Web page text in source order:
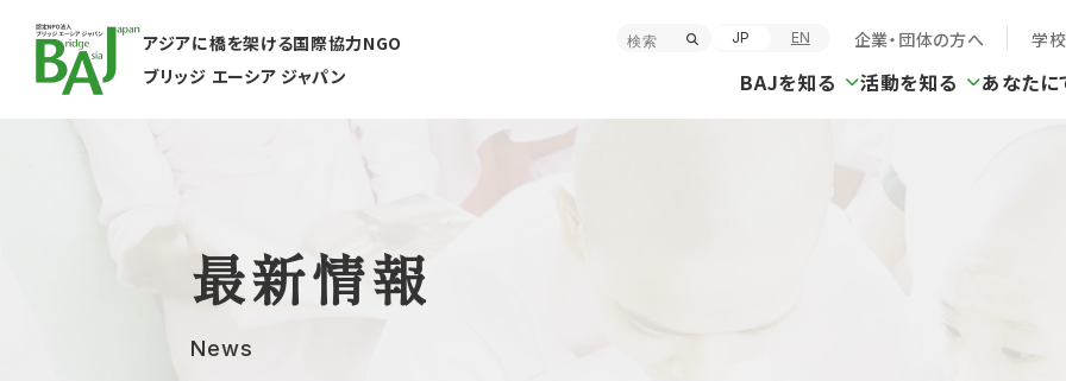
アジアに橋を架ける国際協力NGO
ブリッジ エーシア ジャパン
JP EN 企業・団体の方へ 学
BAJを知る 活動を知る あなたに
最新情報
News